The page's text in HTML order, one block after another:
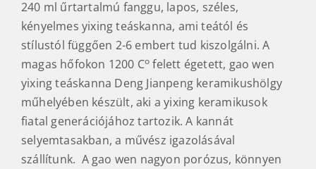
240 ml űrtartalmú fanggu, lapos, széles,
kényelmes yixing teáskanna, ami teától és
stílustól függően 2-6 embert tud kiszolgálni. A
magas hőfokon 1200 Co felett égetett, gao wen
yixing teáskanna Deng Jianpeng keramikushölgy
műhelyében készült, aki a yixing keramikusok
fiatal generációjához tartozik. A kannát
selyemtasakban, a művész igazolásával
szállítunk. A gao wen nagyon porózus, könnyen